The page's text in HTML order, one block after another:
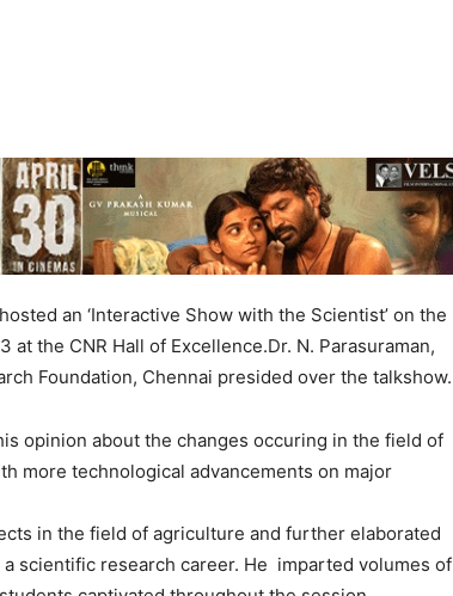
an ‘Interactive Show with the Scientist’ on the
the CNR Hall of Excellence.Dr. N. Parasuraman,
Foundation, Chennai presided over the talkshow.
opinion about the changes occuring in the field of
more technological advancements on major
in the field of agriculture and further elaborated
scientific research career. He imparted volumes of